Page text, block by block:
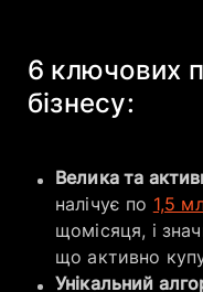
6 ключових
бізнесу:
​Велика та
налічує по 1,5
щомісяця, і
що активно
Унікальний